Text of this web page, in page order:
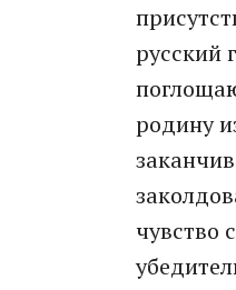
русский
родину
чувство